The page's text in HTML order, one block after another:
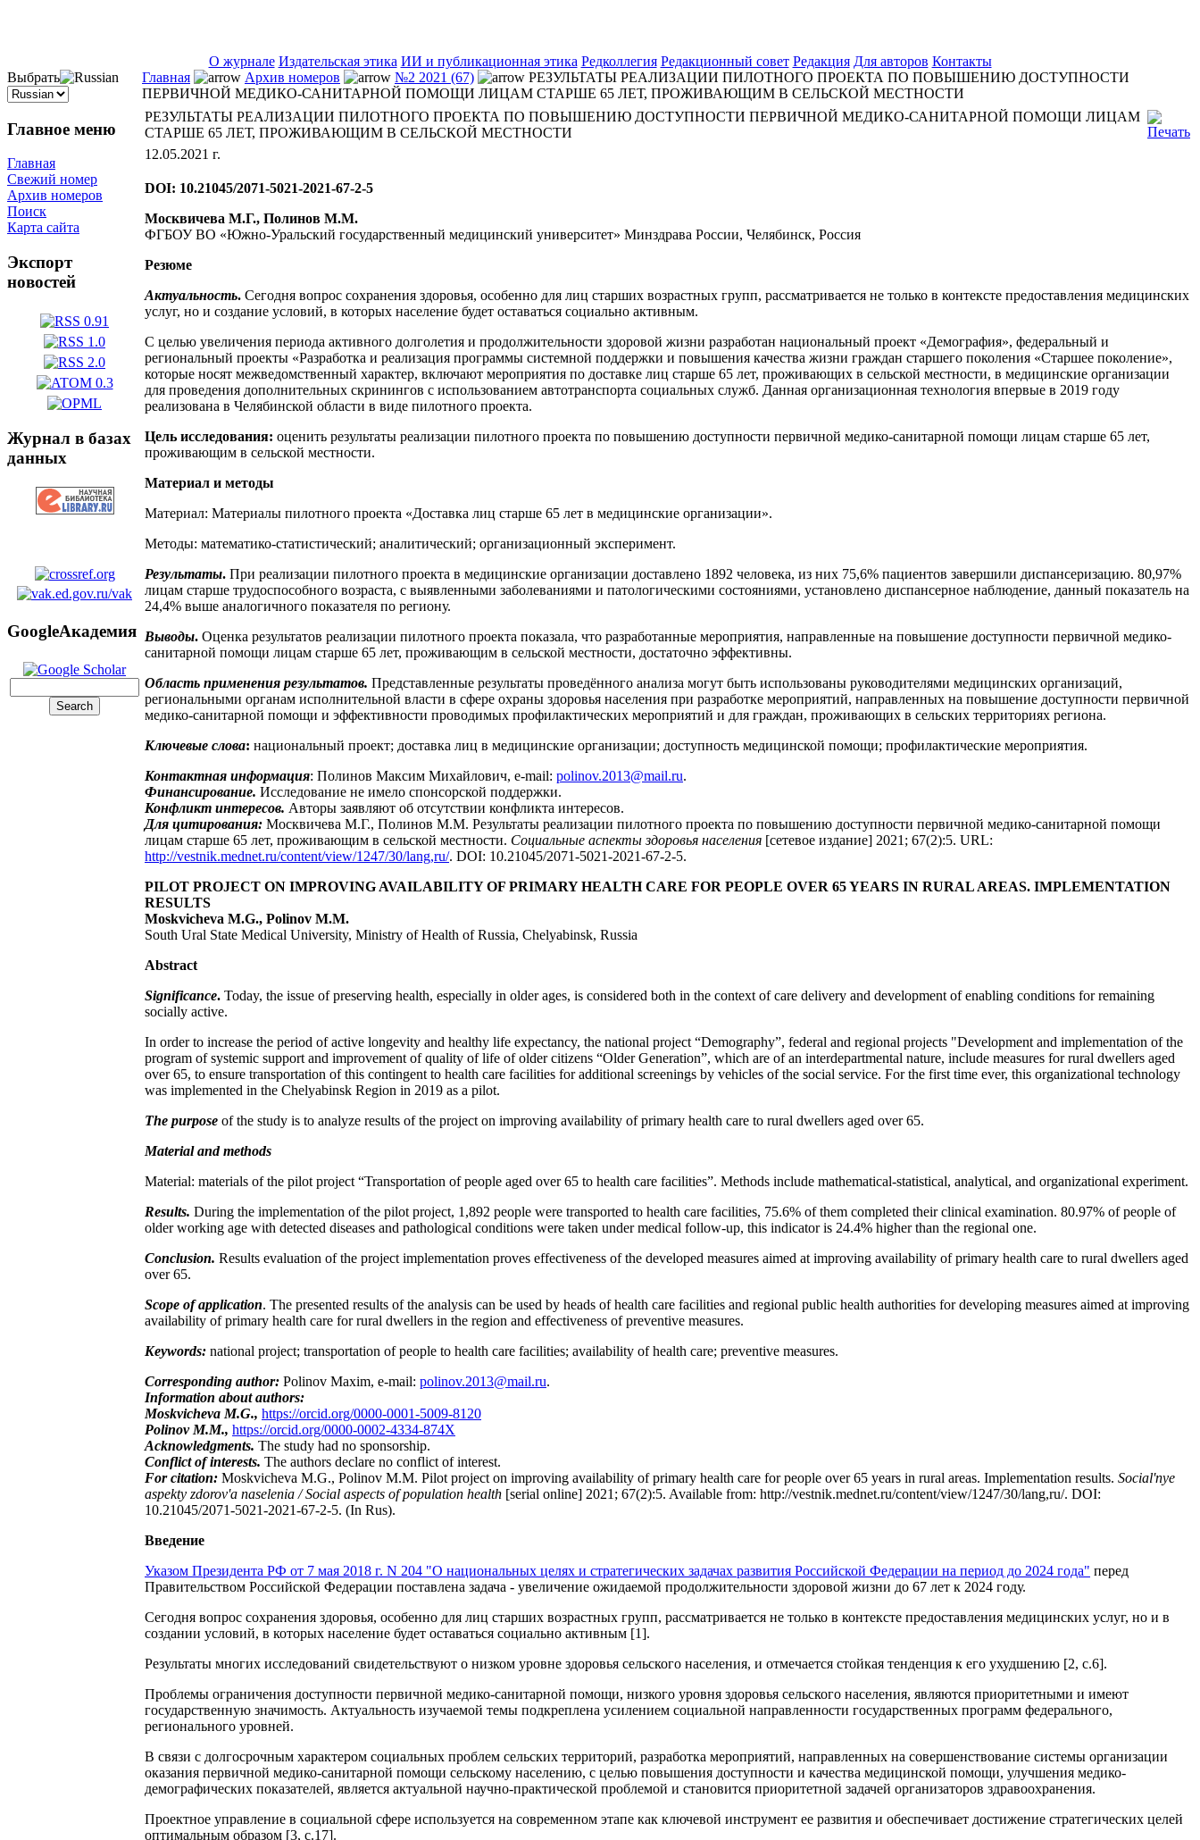
О журнале Издательская этика ИИ и публикационная этика Редколлегия Редакционный совет Редакция Для авторов Контакты
Выбрать
Главное меню
Главная
Свежий номер
Архив номеров
Поиск
Карта сайта
Экспорт
новостей
Журнал в базах
данных
GoogleАкадемия
Главная Архив номеров №2 2021 (67)
РЕЗУЛЬТАТЫ РЕАЛИЗАЦИИ ПИЛОТНОГО ПРОЕКТА ПО ПОВЫШЕНИЮ ДОСТУПНОСТИ
ПЕРВИЧНОЙ МЕДИКО-САНИТАРНОЙ ПОМОЩИ ЛИЦАМ СТАРШЕ 65 ЛЕТ, ПРОЖИВАЮЩИМ В СЕЛЬСКОЙ МЕСТНОСТИ
РЕЗУЛЬТАТЫ РЕАЛИЗАЦИИ ПИЛОТНОГО ПРОЕКТА ПО ПОВЫШЕНИЮ ДОСТУПНОСТИ ПЕРВИЧНОЙ МЕДИКО-САНИТАРНОЙ ПОМОЩИ ЛИЦАМ
СТАРШЕ 65 ЛЕТ, ПРОЖИВАЮЩИМ В СЕЛЬСКОЙ МЕСТНОСТИ
12.05.2021 г.
DOI: 10.21045/2071-5021-2021-67-2-5
Москвичева М.Г., Полинов М.М.
ФГБОУ ВО «Южно-Уральский государственный медицинский университет» Минздрава России, Челябинск, Россия
Резюме
Актуальность. Сегодня вопрос сохранения здоровья, особенно для лиц старших возрастных групп, рассматривается не только в контексте предоставления медицинских
услуг, но и создание условий, в которых население будет оставаться социально активным.
С целью увеличения периода активного долголетия и продолжительности здоровой жизни разработан национальный проект «Демография», федеральный и
региональный проекты «Разработка и реализация программы системной поддержки и повышения качества жизни граждан старшего поколения «Старшее поколение»,
которые носят межведомственный характер, включают мероприятия по доставке лиц старше 65 лет, проживающих в сельской местности, в медицинские организации
для проведения дополнительных скринингов с использованием автотранспорта социальных служб. Данная организационная технология впервые в 2019 году
реализована в Челябинской области в виде пилотного проекта.
Цель исследования: оценить результаты реализации пилотного проекта по повышению доступности первичной медико-санитарной помощи лицам старше 65 лет,
проживающим в сельской местности.
Материал и методы
Материал: Материалы пилотного проекта «Доставка лиц старше 65 лет в медицинские организации».
Методы: математико-статистический; аналитический; организационный эксперимент.
Результаты. При реализации пилотного проекта в медицинские организации доставлено 1892 человека, из них 75,6% пациентов завершили диспансеризацию. 80,97%
лицам старше трудоспособного возраста, с выявленными заболеваниями и патологическими состояниями, установлено диспансерное наблюдение, данный показатель на
24,4% выше аналогичного показателя по региону.
Выводы. Оценка результатов реализации пилотного проекта показала, что разработанные мероприятия, направленные на повышение доступности первичной медико-
санитарной помощи лицам старше 65 лет, проживающим в сельской местности, достаточно эффективны.
Область применения результатов. Представленные результаты проведённого анализа могут быть использованы руководителями медицинских организаций,
региональными органам исполнительной власти в сфере охраны здоровья населения при разработке мероприятий, направленных на повышение доступности первичной
медико-санитарной помощи и эффективности проводимых профилактических мероприятий и для граждан, проживающих в сельских территориях региона.
Ключевые слова: национальный проект; доставка лиц в медицинские организации; доступность медицинской помощи; профилактические мероприятия.
Контактная информация: Полинов Максим Михайлович, е-mail: polinov.2013@mail.ru.
Финансирование. Исследование не имело спонсорской поддержки.
Конфликт интересов. Авторы заявляют об отсутствии конфликта интересов.
Для цитирования: Москвичева М.Г., Полинов М.М. Результаты реализации пилотного проекта по повышению доступности первичной медико-санитарной помощи
лицам старше 65 лет, проживающим в сельской местности. Социальные аспекты здоровья населения [сетевое издание] 2021; 67(2):5. URL:
http://vestnik.mednet.ru/content/view/1247/30/lang,ru/. DOI: 10.21045/2071-5021-2021-67-2-5.
PILOT PROJECT ON IMPROVING AVAILABILITY OF PRIMARY HEALTH CARE FOR PEOPLE OVER 65 YEARS IN RURAL AREAS. IMPLEMENTATION
RESULTS
Moskvicheva M.G., Polinov M.M.
South Ural State Medical University, Ministry of Health of Russia, Chelyabinsk, Russia
Аbstract
Significance. Today, the issue of preserving health, especially in older ages, is considered both in the context of care delivery and development of enabling conditions for remaining
socially active.
In order to increase the period of active longevity and healthy life expectancy, the national project “Demography”, federal and regional projects "Development and implementation of the
program of systemic support and improvement of quality of life of older citizens “Older Generation”, which are of an interdepartmental nature, include measures for rural dwellers aged
over 65, to ensure transportation of this contingent to health care facilities for additional screenings by vehicles of the social service. For the first time ever, this organizational technology
was implemented in the Chelyabinsk Region in 2019 as a pilot.
The purpose of the study is to analyze results of the project on improving availability of primary health care to rural dwellers aged over 65.
Material and methods
Material: materials of the pilot project “Transportation of people aged over 65 to health care facilities”. Methods include mathematical-statistical, analytical, and organizational experiment.
Results. During the implementation of the pilot project, 1,892 people were transported to health care facilities, 75.6% of them completed their clinical examination. 80.97% of people of
older working age with detected diseases and pathological conditions were taken under medical follow-up, this indicator is 24.4% higher than the regional one.
Conclusion. Results evaluation of the project implementation proves effectiveness of the developed measures aimed at improving availability of primary health care to rural dwellers aged
over 65.
Scope of application. The presented results of the analysis can be used by heads of health care facilities and regional public health authorities for developing measures aimed at improving
availability of primary health care for rural dwellers in the region and effectiveness of preventive measures.
Keywords: national project; transportation of people to health care facilities; availability of health care; preventive measures.
Corresponding author: Polinov Maxim, е-mail: polinov.2013@mail.ru.
Information about authors:
Moskvicheva M.G., https://orcid.org/0000-0001-5009-8120
Polinov M.M., https://orcid.org/0000-0002-4334-874X
Acknowledgments. The study had no sponsorship.
Conflict of interests. The authors declare no conflict of interest.
For citation: Moskvicheva M.G., Polinov M.M. Pilot project on improving availability of primary health care for people over 65 years in rural areas. Implementation results. Social'nye
aspekty zdorov'a naselenia / Social aspects of population health [serial online] 2021; 67(2):5. Available from: http://vestnik.mednet.ru/content/view/1247/30/lang,ru/. DOI:
10.21045/2071-5021-2021-67-2-5. (In Rus).
Введение
Указом Президента РФ от 7 мая 2018 г. N 204 "О национальных целях и стратегических задачах развития Российской Федерации на период до 2024 года" перед
Правительством Российской Федерации поставлена задача - увеличение ожидаемой продолжительности здоровой жизни до 67 лет к 2024 году.
Сегодня вопрос сохранения здоровья, особенно для лиц старших возрастных групп, рассматривается не только в контексте предоставления медицинских услуг, но и в
создании условий, в которых население будет оставаться социально активным [1].
Результаты многих исследований свидетельствуют о низком уровне здоровья сельского населения, и отмечается стойкая тенденция к его ухудшению [2, с.6].
Проблемы ограничения доступности первичной медико-санитарной помощи, низкого уровня здоровья сельского населения, являются приоритетными и имеют
государственную значимость. Актуальность изучаемой темы подкреплена усилением социальной направленности государственных программ федерального,
регионального уровней.
В связи с долгосрочным характером социальных проблем сельских территорий, разработка мероприятий, направленных на совершенствование системы организации
оказания первичной медико-санитарной помощи сельскому населению, с целью повышения доступности и качества медицинской помощи, улучшения медико-
демографических показателей, является актуальной научно-практической проблемой и становится приоритетной задачей организаторов здравоохранения.
Проектное управление в социальной сфере используется на современном этапе как клю­чевой инструмент ее развития и обеспечивает достижение стратегических целей
оптимальным образом [3, с.17].